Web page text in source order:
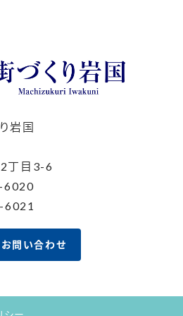
岩国
丁目3-6
6020
6021
問い合わせ